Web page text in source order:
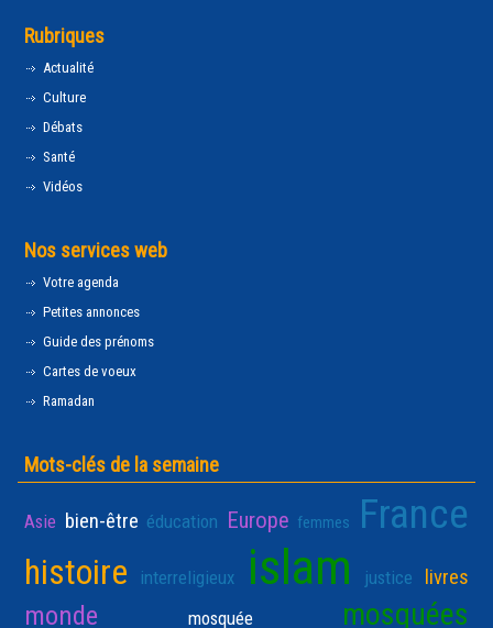
Rubriques
Actualité
Culture
Débats
Santé
Vidéos
Nos services web
Votre agenda
Petites annonces
Guide des prénoms
Cartes de voeux
Ramadan
Mots-clés de la semaine
Asie bien-être éducation Europe femmes France
histoire interreligieux islam justice livres
monde mosquée mosquées